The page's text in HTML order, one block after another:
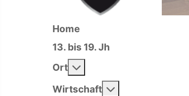
Home
13. bis 19. Jh
Ort
Weitere Informationen:
Wirtschaft
Weitere